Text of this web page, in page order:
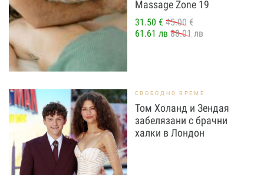
Massage Zone 19
31.50 € 45.00 €
61.61 лв 88.01 лв
СВОБОДНО ВРЕМЕ
Том Холанд и Зендая
забелязани с брачни
халки в Лондон